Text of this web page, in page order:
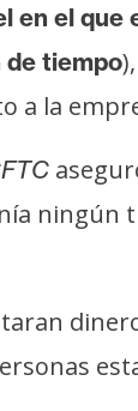
en el
tiempo
a la